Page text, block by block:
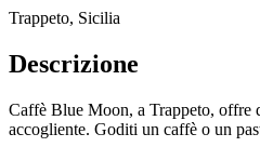
Trappeto, Sicilia
Descrizione
Caffè Blue Moon, a Trappeto, offre
accogliente. Goditi un caffè o un